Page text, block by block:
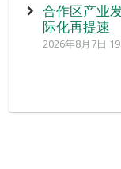
合作区产业
际化再提速
2026年8月7日